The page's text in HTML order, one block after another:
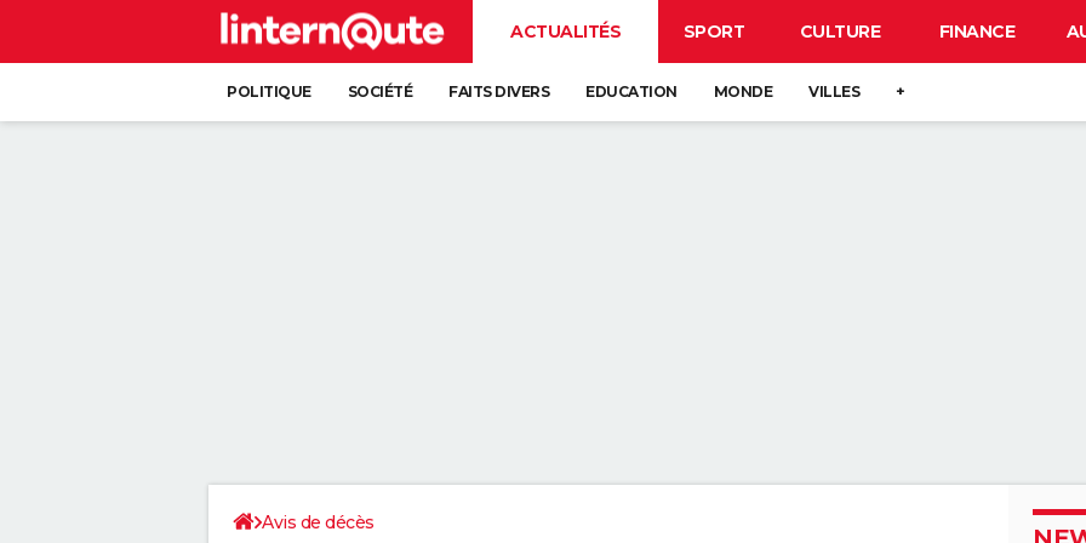
ACTUALITÉS SPORT CULTURE FINANCE
POLITIQUE SOCIÉTÉ FAITS DIVERS EDUCATION MONDE VILLES +
Avis de décès